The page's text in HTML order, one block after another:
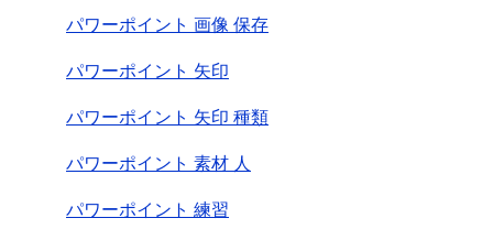
パワーポイント 画像 保存
パワーポイント 矢印
パワーポイント 矢印 種類
パワーポイント 素材 人
パワーポイント 練習